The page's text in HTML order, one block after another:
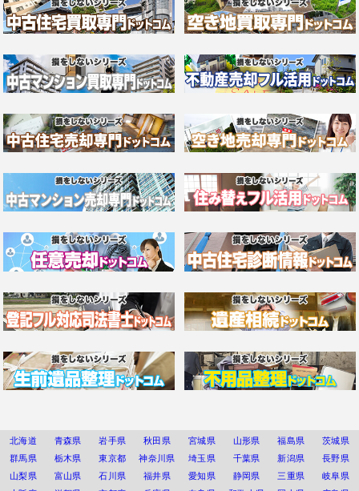
北海道 青森県 岩手県 秋田県 宮城県 山形県 福島県
茨城県
群馬県
栃木県 東京都 神奈川県 埼玉県 千葉県 新潟県
長野県
山梨県
富山県 石川県 福井県 愛知県 静岡県 三重県
岐阜県